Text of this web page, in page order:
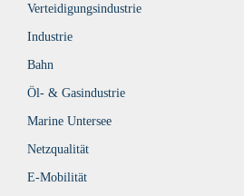
Verteidigungsindustrie
Industrie
Bahn
Öl- & Gasindustrie
Marine Untersee
Netzqualität
E-Mobilität